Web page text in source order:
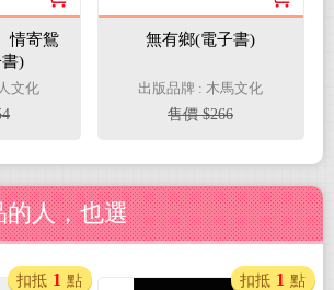
情寄鴛
)
文化
無有鄉(電子書)
出版品牌 : 木馬文化
售價 $266
人，也選
扣抵 1 點 扣抵 1 點